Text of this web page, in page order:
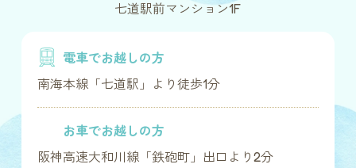
七道駅前マンション1F
電車でお越しの方
南海本線「七道駅」より徒歩1分
お車でお越しの方
阪神高速大和川線「鉄砲町」出口より2分